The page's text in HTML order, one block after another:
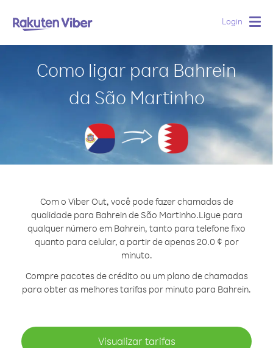
Login
Como ligar para Bahrein
da São Martinho
Com o Viber Out, você pode fazer chamadas de
qualidade para Bahrein de São Martinho.Ligue para
qualquer número em Bahrein, tanto para telefone fixo
quanto para celular, a partir de apenas 20.0 ¢ por
minuto.
Compre pacotes de crédito ou um plano de chamadas
para obter as melhores tarifas por minuto para Bahrein.
Visualizar tarifas